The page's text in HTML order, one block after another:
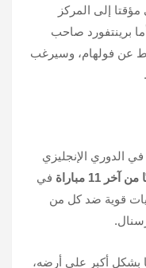
إلى المركز
برينتفورد صاحب
عن فولهام، وسيرغب
في الدوري الإنجليزي
11 مباراة
في
قوية ضد كل من
بشكل أكبر على أرضه،